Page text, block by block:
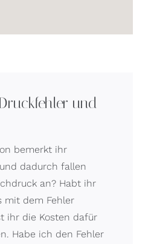
und
bemerkt ihr
dadurch fallen
an? Habt ihr
mit dem Fehler
ihr die Kosten dafür
Habe ich den Fehler